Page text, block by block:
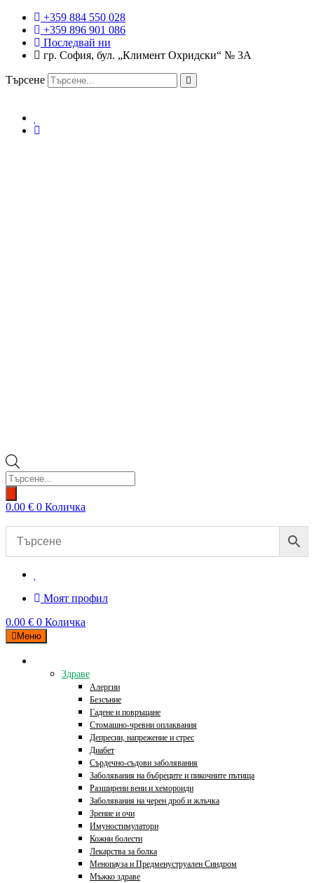
+359 884 550 028
+359 896 901 086
Последвай ни
гр. София, бул. „Климент Охридски“ № 3A
Търсене
Products
search
0.00 € 0 Количка
Моят профил
0.00 € 0 Количка
Меню
Здраве
Алергии
Безсъние
Гадене и повръщане
Стомашно-чревни оплаквания
Депресии, напрежение и стрес
Диабет
Сърдечно-съдови заболявания
Заболявания на бъбреците и пикочните пътища
Разширени вени и хемороиди
Заболявания на черен дроб и жлъчка
Зрение и очи
Имуностимулатори
Кожни болести
Лекарства за болка
Менопауза и Предменуструален Синдром
Мъжко здраве